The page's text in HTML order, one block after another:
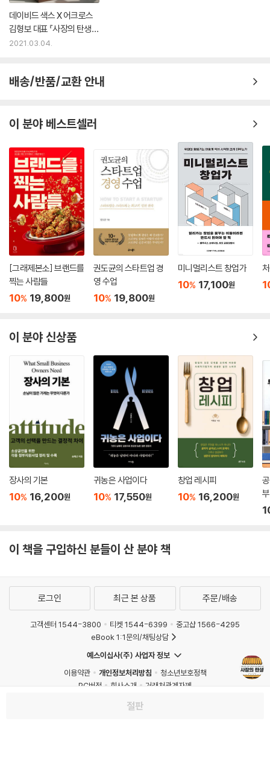
데이비드 색스 X 어크로스
김형보 대표 『사장의 탄생』
특별 대담
2021.03.04.
배송/반품/교환 안내
이 분야 베스트셀러
[그래제본소] 브랜드를
찍는 사람들
10% 19,800원
권도균의 스타트업 경
영 수업
10% 19,800원
미니멀리스트 창업가
10% 17,100원
이 분야 신상품
장사의 기본
10% 16,200원
귀농은 사업이다
10% 17,550원
창업 레시피
10% 16,200원
이 책을 구입하신 분들이 산 분야 책
절판
로그인 최근 본 상품 주문/배송
고객센터 1544-3800 티켓 1544-6399
중고샵 1566-4295
eBook 1:1문의/채팅상담
예스이십사(주) 사업자 정보
이용약관
개인정보처리방침
청소년보호정책
PC버전
회사소개
거래처관계자께